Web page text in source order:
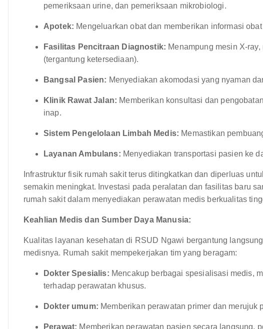
pemeriksaan urine, dan pemeriksaan mikrobiologi.
Apotek: Mengeluarkan obat dan memberikan informasi
Fasilitas Pencitraan Diagnostik: Menampung mesin X-
(tergantung ketersediaan).
Bangsal Pasien: Menyediakan akomodasi yang nyaman
Klinik Rawat Jalan: Memberikan konsultasi dan
inap.
Sistem Pengelolaan Limbah Medis: Memastikan
Layanan Ambulans: Menyediakan transportasi pasien ke
Infrastruktur fisik rumah sakit terus ditingkatkan dan diperluas
semakin meningkat. Investasi pada peralatan dan fasilitas baru
rumah sakit dalam menyediakan perawatan medis berkualitas
Keahlian Medis dan Sumber Daya Manusia:
Kualitas layanan kesehatan di RSUD Ngawi bergantung
medisnya. Rumah sakit mempekerjakan tim yang beragam:
Dokter Spesialis: Mencakup berbagai spesialisasi medis,
terhadap perawatan khusus.
Dokter umum: Memberikan perawatan primer dan
Perawat: Memberikan perawatan pasien secara langsung,